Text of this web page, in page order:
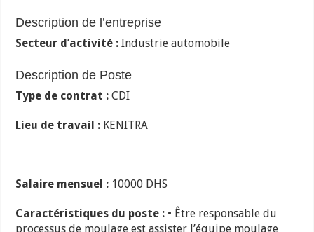
Description de l’entreprise
Secteur d’activité : Industrie automobile
Description de Poste
Type de contrat :CDI
Lieu de travail : KENITRA
Salaire mensuel : 10000 DHS
Caractéristiques du poste : • Être responsable du
processus de moulage est assister l’équipe moulage